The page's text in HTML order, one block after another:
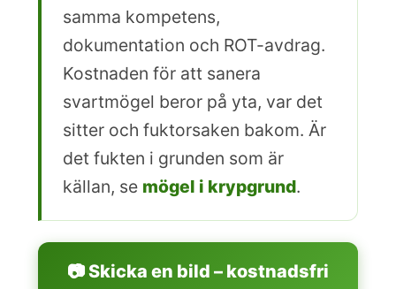
samma kompetens,
dokumentation och ROT-avdrag.
Kostnaden för att sanera
svartmögel beror på yta, var det
sitter och fuktorsaken bakom. Är
det fukten i grunden som är
källan, se mögel i krypgrund.
📷 Skicka en bild – kostnadsfri